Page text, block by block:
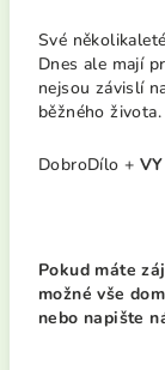
Své
Dnes ale mají
nejsou závislí
běžného
DobroDílo + VY
Pokud máte
možné vše
nebo napište